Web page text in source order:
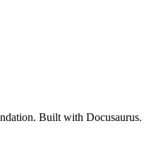
Built with Docusaurus.